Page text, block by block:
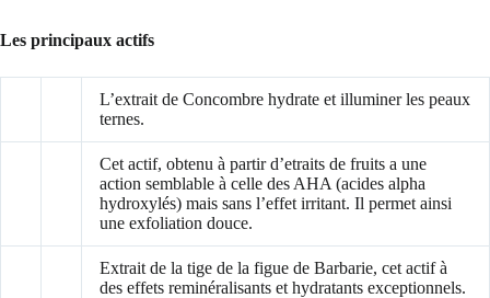
Les principaux actifs
L’extrait de Concombre hydrate et illuminer les peaux
ternes.
Cet actif, obtenu à partir d’etraits de fruits a une
action semblable à celle des AHA (acides alpha
hydroxylés) mais sans l’effet irritant. Il permet ainsi
une exfoliation douce.
Extrait de la tige de la figue de Barbarie, cet actif à
des effets reminéralisants et hydratants exceptionnels.